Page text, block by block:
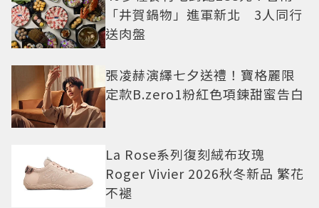
「井賀鍋物」進軍新北 3人同行
送肉盤
張凌赫演繹七夕送禮！寶格麗限
定款B.zero1粉紅色項鍊甜蜜告白
La Rose系列復刻絨布玫瑰
Roger Vivier 2026秋冬新品 繁花
不褪